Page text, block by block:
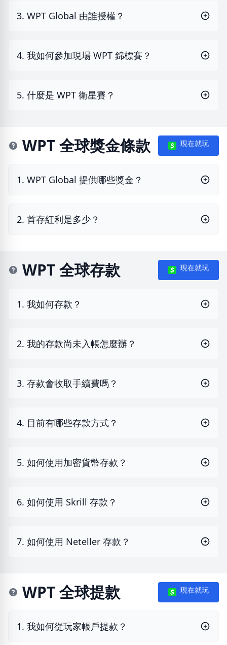
3. WPT Global 由誰授權？
4. 我如何參加現場 WPT 錦標賽？
5. 什麼是 WPT 衛星賽？
WPT 全球獎金條款 現在就玩
1. WPT Global 提供哪些獎金？
2. 首存紅利是多少？
WPT 全球存款 現在就玩
1. 我如何存款？
2. 我的存款尚未入帳怎麼辦？
3. 存款會收取手續費嗎？
4. 目前有哪些存款方式？
5. 如何使用加密貨幣存款？
6. 如何使用 Skrill 存款？
7. 如何使用 Neteller 存款？
WPT 全球提款 現在就玩
1. 我如何從玩家帳戶提款？